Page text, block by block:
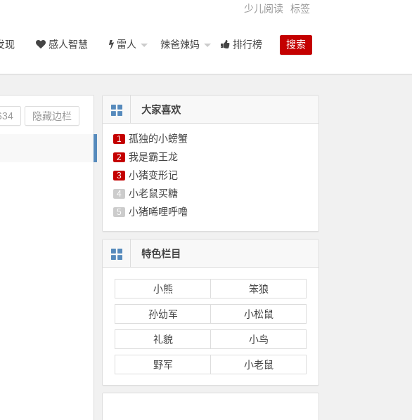
少儿阅读 标签
搜索
现 感人智慧 雷人 辣爸辣妈 排行榜
隐藏边栏
大家喜欢
1 孤独的小螃蟹
2 我是霸王龙
3 小猪变形记
4 小老鼠买糖
5 小猪唏哩呼噜
特色栏目
小熊 笨狼
孙幼军 小松鼠
礼貌 小鸟
野军 小老鼠